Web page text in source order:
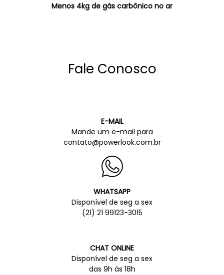
Menos 4kg de gás carbônico no ar
Fale Conosco
E-MAIL
Mande um e-mail para
contato@powerlook.com.br
WHATSAPP
Disponível de seg a sex
(21) 21 99123-3015
CHAT ONLINE
Disponível de seg a sex
das 9h às 18h